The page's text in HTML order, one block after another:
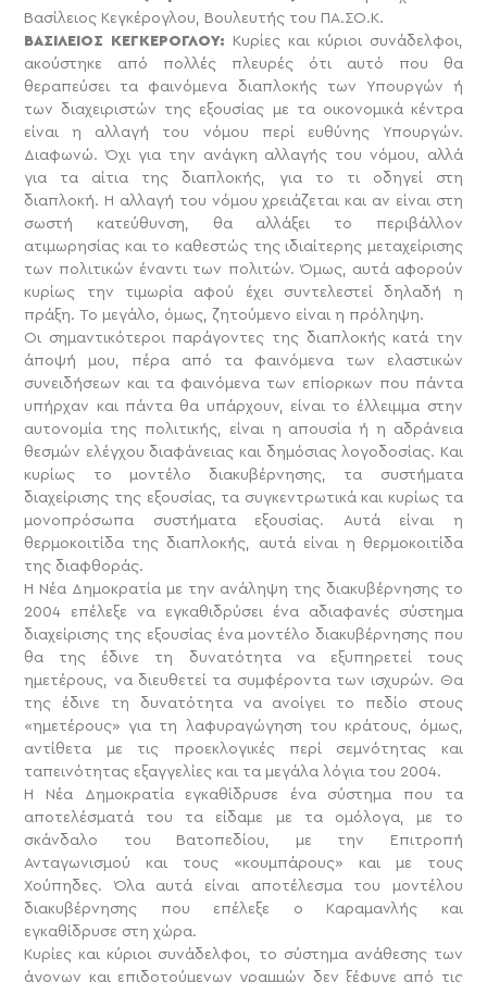
Βασίλειος Κεγκέρογλου, Βουλευτής του ΠΑ.ΣΟ.Κ.
ΒΑΣΙΛΕΙΟΣ ΚΕΓΚΕΡΟΓΛΟΥ: Κυρίες και κύριοι συνάδελφοι,
ακούστηκε από πολλές πλευρές ότι αυτό που θα
θεραπεύσει τα φαινόμενα διαπλοκής των Υπουργών ή
των διαχειριστών της εξουσίας με τα οικονομικά κέντρα
είναι η αλλαγή του νόμου περί ευθύνης Υπουργών.
Διαφωνώ. Όχι για την ανάγκη αλλαγής του νόμου, αλλά
για τα αίτια της διαπλοκής, για το τι οδηγεί στη
διαπλοκή. Η αλλαγή του νόμου χρειάζεται και αν είναι στη
σωστή κατεύθυνση, θα αλλάξει το περιβάλλον
ατιμωρησίας και το καθεστώς της ιδιαίτερης μεταχείρισης
των πολιτικών έναντι των πολιτών. Όμως, αυτά αφορούν
κυρίως την τιμωρία αφού έχει συντελεστεί δηλαδή η
πράξη. Το μεγάλο, όμως, ζητούμενο είναι η πρόληψη.
Οι σημαντικότεροι παράγοντες της διαπλοκής κατά την
άποψή μου, πέρα από τα φαινόμενα των ελαστικών
συνειδήσεων και τα φαινόμενα των επίορκων που πάντα
υπήρχαν και πάντα θα υπάρχουν, είναι το έλλειμμα στην
αυτονομία της πολιτικής, είναι η απουσία ή η αδράνεια
θεσμών ελέγχου διαφάνειας και δημόσιας λογοδοσίας. Και
κυρίως το μοντέλο διακυβέρνησης, τα συστήματα
διαχείρισης της εξουσίας, τα συγκεντρωτικά και κυρίως τα
μονοπρόσωπα συστήματα εξουσίας. Αυτά είναι η
θερμοκοιτίδα της διαπλοκής, αυτά είναι η θερμοκοιτίδα
της διαφθοράς.
Η Νέα Δημοκρατία με την ανάληψη της διακυβέρνησης το
2004 επέλεξε να εγκαθιδρύσει ένα αδιαφανές σύστημα
διαχείρισης της εξουσίας ένα μοντέλο διακυβέρνησης που
θα της έδινε τη δυνατότητα να εξυπηρετεί τους
ημετέρους, να διευθετεί τα συμφέροντα των ισχυρών. Θα
της έδινε τη δυνατότητα να ανοίγει το πεδίο στους
«ημετέρους» για τη λαφυραγώγηση του κράτους, όμως,
αντίθετα με τις προεκλογικές περί σεμνότητας και
ταπεινότητας εξαγγελίες και τα μεγάλα λόγια του 2004.
Η Νέα Δημοκρατία εγκαθίδρυσε ένα σύστημα που τα
αποτελέσματά του τα είδαμε με τα ομόλογα, με το
σκάνδαλο του Βατοπεδίου, με την Επιτροπή
Ανταγωνισμού και τους «κουμπάρους» και με τους
Χούπηδες. Όλα αυτά είναι αποτέλεσμα του μοντέλου
διακυβέρνησης που επέλεξε ο Καραμανλής και
εγκαθίδρυσε στη χώρα.
Κυρίες και κύριοι συνάδελφοι, το σύστημα ανάθεσης των
άγονων και επιδοτούμενων γραμμών δεν ξέφυγε από τις